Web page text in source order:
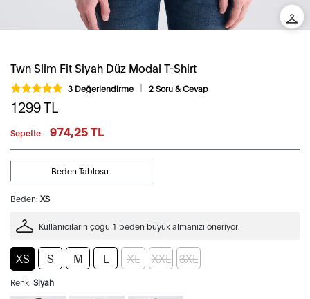
Twn Slim Fit Siyah Düz Modal T-Shirt
3 Değerlendirme 2 Soru & Cevap
1299TL
Sepette 974,25 TL
Beden: XS
Beden Tablosu
Kullanıcıların çoğu 1 beden büyük almanızı öneriyor.
XS S M L XL XXL 3XL
Renk: Siyah